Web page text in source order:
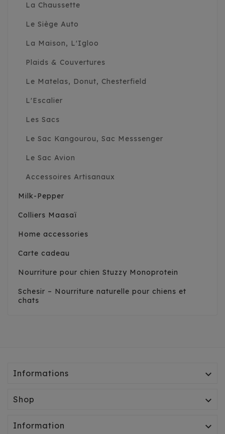
La Chaussette
Le Siège Auto
La Maison, L'Igloo
Plaids & Couvertures
Le Matelas, Donut, Chesterfield
L'Escalier
Les Sacs
Le Sac Kangourou, Sac Messsenger
Le Sac Avion
Accessoires Artisanaux
Milk-Pepper
Colliers Maasaï
Home accessories
Carte cadeau
Nourriture pour chien Stuzzy Monoprotein
Schesir – Nourriture naturelle pour chiens et
chats
Informations 
Shop 
Information 